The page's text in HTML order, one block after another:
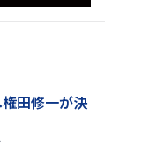
田修一が決